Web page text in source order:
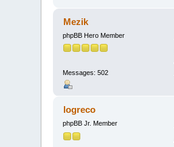
Mezik
phpBB Hero Member
Messages: 502
logreco
phpBB Jr. Member